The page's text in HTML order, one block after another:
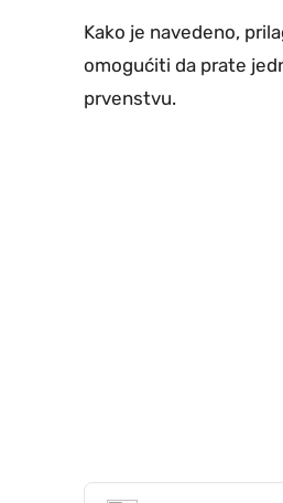
Kako je navedeno,
omogućiti da prate
prvenstvu.